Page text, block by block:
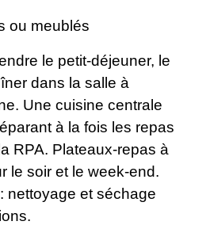
ou meublés
le petit-déjeuner, le
dans la salle à
Une cuisine centrale
à la fois les repas
RPA. Plateaux-repas à
le soir et le week-end.
nettoyage et séchage